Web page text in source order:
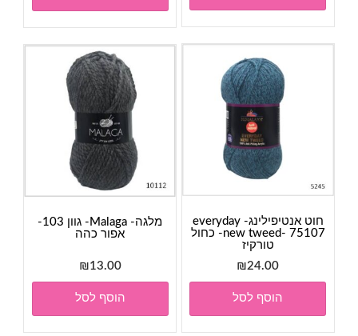
חוט אנטיפילינג- everyday
new tweed- 75107- כחול
טורקיז
₪24.00
הוסף לסל
מלגה- Malaga- גוון 103-
אפור כהה
₪13.00
הוסף לסל